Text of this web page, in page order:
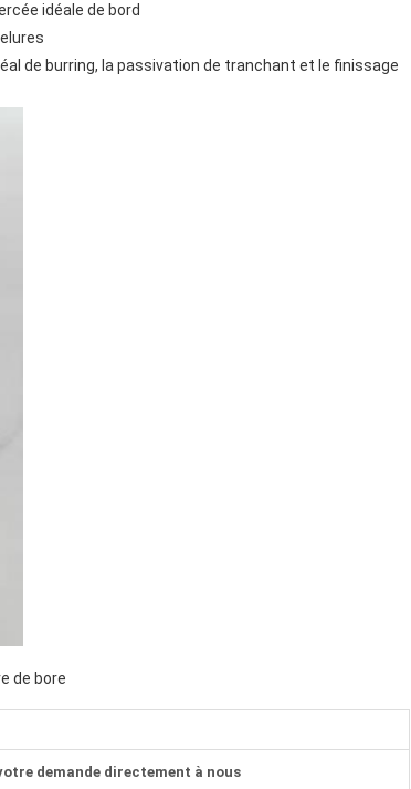
idéale de bord
de burring, la passivation de tranchant et le finissage
de bore
demande directement à nous